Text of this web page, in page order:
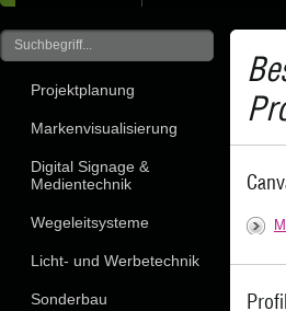
Projektplanung
Markenvisualisierung
Digital Signage &
Medientechnik
Wegeleitsysteme
Licht- und Werbetechnik
Sonderbau